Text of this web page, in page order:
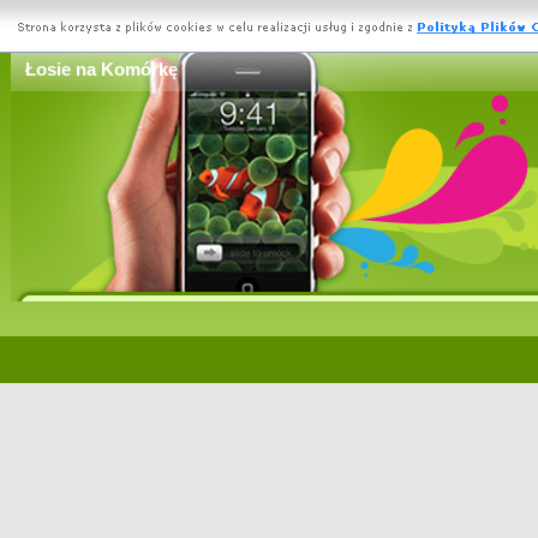
Łosie na Komórkę